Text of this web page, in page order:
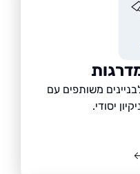
משותפים עם